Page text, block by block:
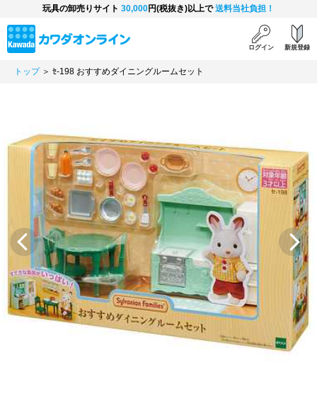
玩具の卸売りサイト 30,000円(税抜き)以上で送料当社負担！
ログイン 新規登録
トップ＞ ｾ-198 おすすめダイニングルームセット
Previous Next